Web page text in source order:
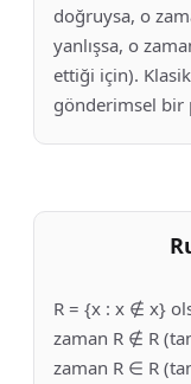
doğruysa, o
yanlışsa, o
ettiği için).
gönderimsel bir
R = {x : x ∉ x}
zaman R ∉ R
zaman R ∈ R